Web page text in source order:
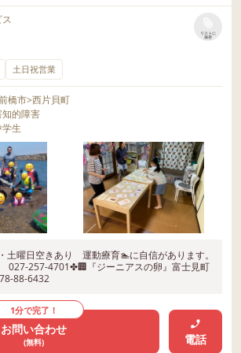
リストに
保存
土日祝営業
橋市>西片貝町
知的障害
学生
土曜日空きあり 運動療育🏊に自信があります。
257-4701✤🏢『ジーニアスの卵』富士見町
88-6432
1分で完了！
お問い合わせ
(無料) 電話